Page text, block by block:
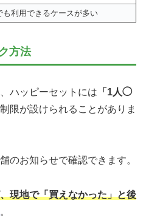
も利用できるケースが多い
方法
ハッピーセットには 「1人◯
限が設けられることがありま
のお知らせで確認できます。
現地で「買えなかった」と後
。